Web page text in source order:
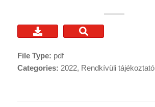
File Type: pdf
Categories: 2022, Rendkívüli tájékoztató